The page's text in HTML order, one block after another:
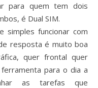
para quem tem dois
é Dual SIM.
simples funcionar com
resposta é muito boa
quer frontal quer
para o dia a
as tarefas que